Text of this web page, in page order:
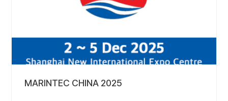
MARINTEC CHINA 2025